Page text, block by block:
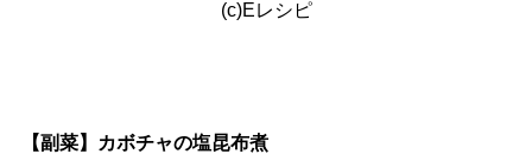
(c)Eレシピ
【副菜】カボチャの塩昆布煮